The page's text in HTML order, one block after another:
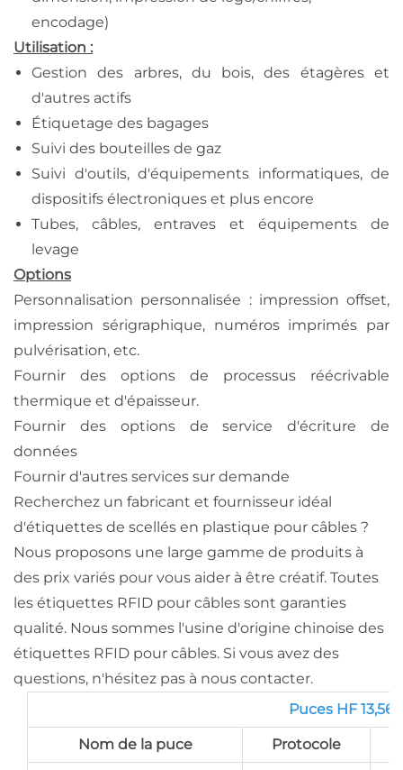
encodage)
Utilisation :
Gestion des arbres, du bois, des étagères et
d'autres actifs
Étiquetage des bagages
Suivi des bouteilles de gaz
Suivi d'outils, d'équipements informatiques, de
dispositifs électroniques et plus encore
Tubes, câbles, entraves et équipements de
levage
Options
Personnalisation personnalisée : impression offset,
impression sérigraphique, numéros imprimés par
pulvérisation, etc.
Fournir des options de processus réécrivable
thermique et d'épaisseur.
Fournir des options de service d'écriture de
données
Fournir d'autres services sur demande
Recherchez un fabricant et fournisseur idéal
d'étiquettes de scellés en plastique pour câbles ?
Nous proposons une large gamme de produits à
des prix variés pour vous aider à être créatif. Toutes
les étiquettes RFID pour câbles sont garanties
qualité. Nous sommes l'usine d'origine chinoise des
étiquettes RFID pour câbles. Si vous avez des
questions, n'hésitez pas à nous contacter.
Puces HF 13,56
Nom de la puce Protocole